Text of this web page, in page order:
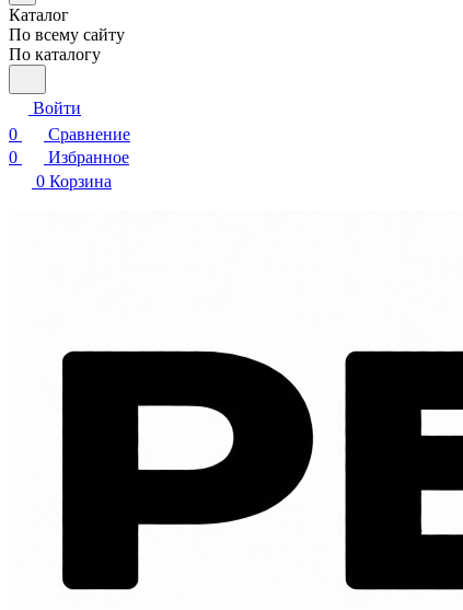
Каталог
По всему сайту
По каталогу
Войти
0
Сравнение
0
Избранное
0 Корзина